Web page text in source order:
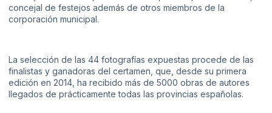
concejal de festejos además de otros miembros de la
corporación municipal.
La selección de las 44 fotografías expuestas procede de las
finalistas y ganadoras del certamen, que, desde su primera
edición en 2014, ha recibido más de 5000 obras de autores
llegados de prácticamente todas las provincias españolas.